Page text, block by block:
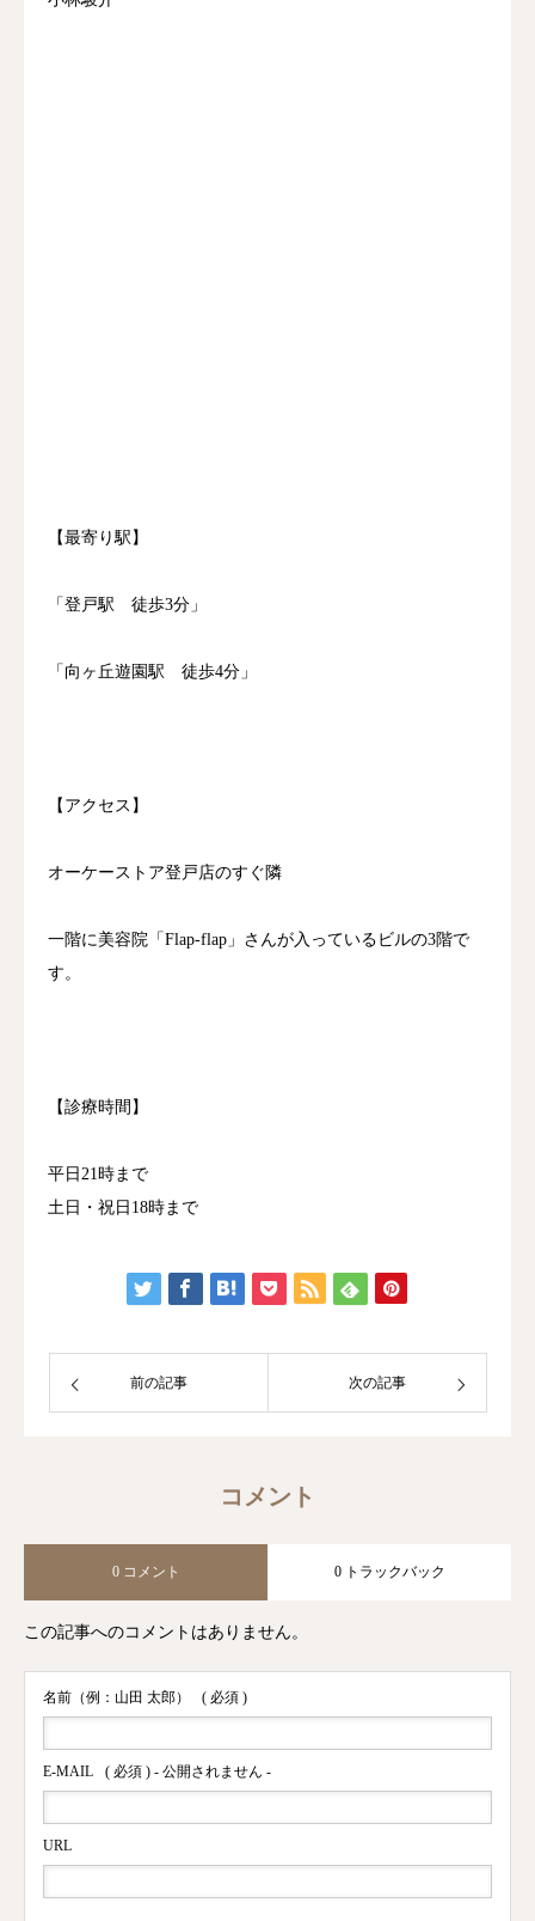
【最寄り駅】
「登戸駅 徒歩3分」
「向ヶ丘遊園駅 徒歩4分」
【アクセス】
オーケーストア登戸店のすぐ隣
一階に美容院「Flap-flap」さんが入っているビルの3階で
す。
【診療時間】
平日21時まで
土日・祝日18時まで
前の記事 次の記事
コメント
0 コメント 0 トラックバック
この記事へのコメントはありません。
名前（例：山田 太郎） ( 必須 )
E-MAIL ( 必須 ) - 公開されません -
URL